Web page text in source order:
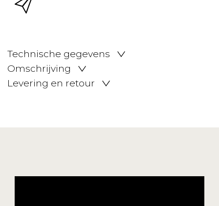
Technische gegevens
Omschrijving
Levering en retour